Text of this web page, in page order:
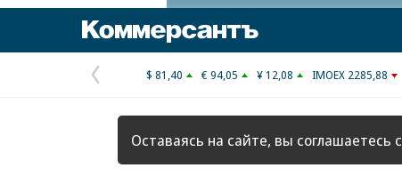
Предыдущая
страница
$ 81,40 € 94,05 ¥ 12,08 IMOEX 2285,88
Оставаясь на сайте, вы соглашаетесь с